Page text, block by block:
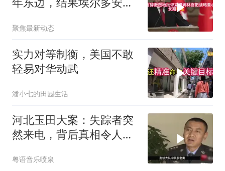
聚焦最新动态
实力对等制衡，美国不敢
轻易对华动武
潘小七的田园生活
河北玉田大案：失踪者突
然来电，背后真相令人震
粤语音乐喷泉